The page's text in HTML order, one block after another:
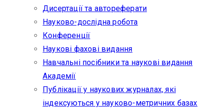
Дисертації та автореферати
Науково-дослідна робота
Конференції
Наукові фахові видання
Навчальні посібники та наукові видання
Академії
Публікації у наукових журналах, які
індексуються у науково-метричних базах